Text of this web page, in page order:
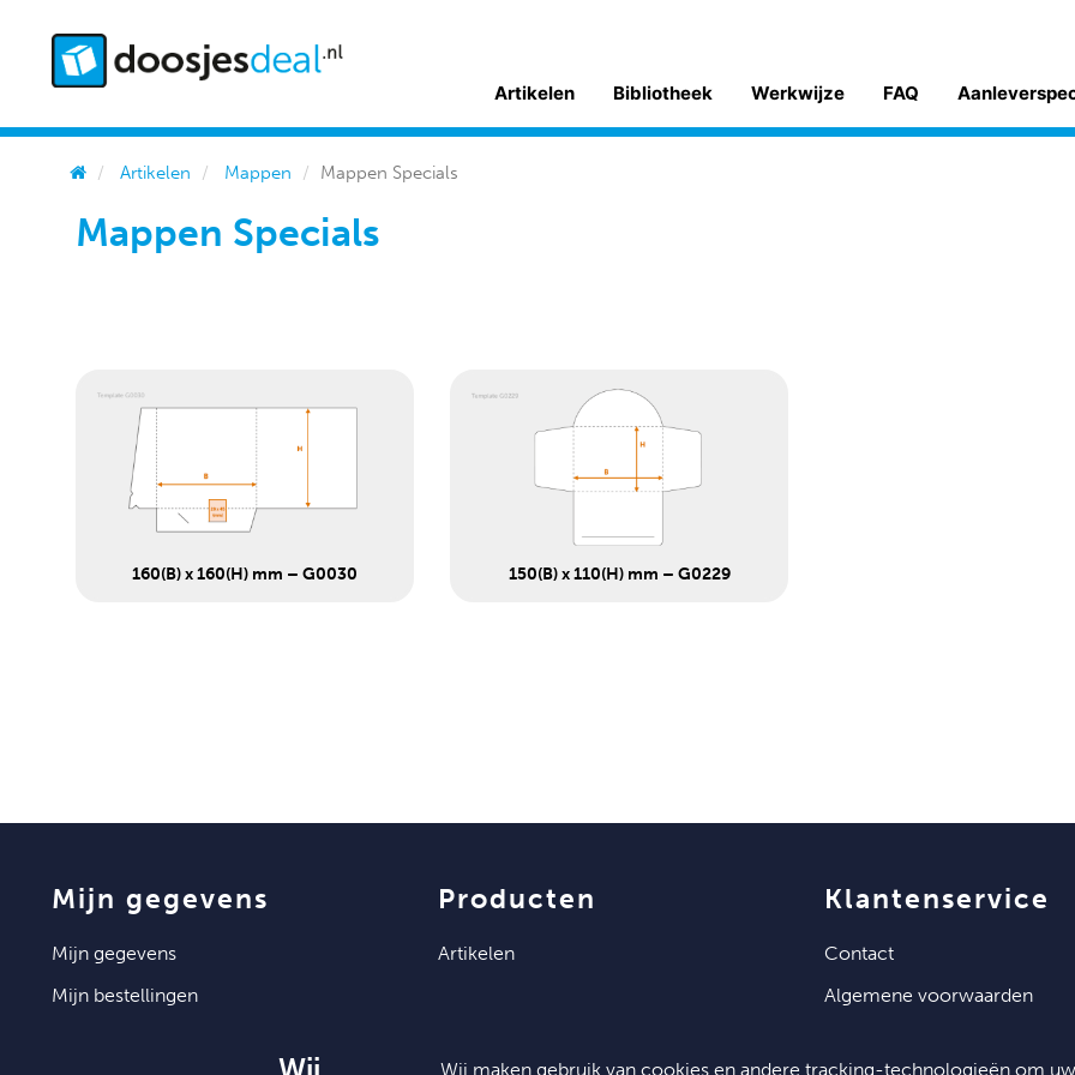
Wij Wij maken gebruik van cookies en andere tracking-technologieën om
Artikelen Bibliotheek Werkwijze FAQ
Artikelen Mappen Mappen Specials
Mappen Specials
160(B) x 160(H) mm – G0030 150(B) x 110(H) mm – G0229
mijn gegevens
mijn gegevens
mijn bestellingen
producten
artikelen
klantenservice
contact
algemene voorwaarden